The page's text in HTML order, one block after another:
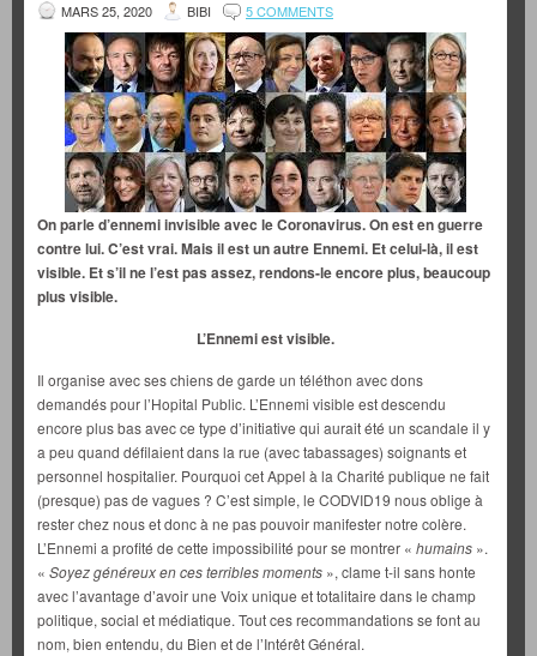
MARS 25, 2020 BIBI 5 COMMENTS
On parle d’ennemi invisible avec le Coronavirus. On est en guerre
contre lui.C’est vrai.Mais il est un autre Ennemi. Et celui-là, il est
visible. Et s’il ne l’est pas assez, rendons-le encore plus, beaucoup
plus visible.
L’Ennemi est visible.
Il organise avec ses chiens de garde un téléthon avec dons
demandés pour l’Hopital Public. L’Ennemi visible est descendu
encore plus bas avec ce type d’initiative qui aurait été un scandale il y
a peu quand défilaient dans la rue (avec tabassages) soignants et
personnel hospitalier. Pourquoi cet Appel à la Charité publique ne fait
(presque) pas de vagues ? C’est simple, le CODVID19 nous oblige à
rester chez nous et donc à ne pas pouvoir manifester notre colère.
L’Ennemi a profité de cette impossibilité pour se montrer « humains ».
« Soyez généreux en ces terribles moments », clame t-il sans honte
avec l’avantage d’avoir une Voix unique et totalitaire dans le champ
politique, social et médiatique. Tout ces recommandations se font au
nom, bien entendu, du Bien et de l’Intérêt Général.